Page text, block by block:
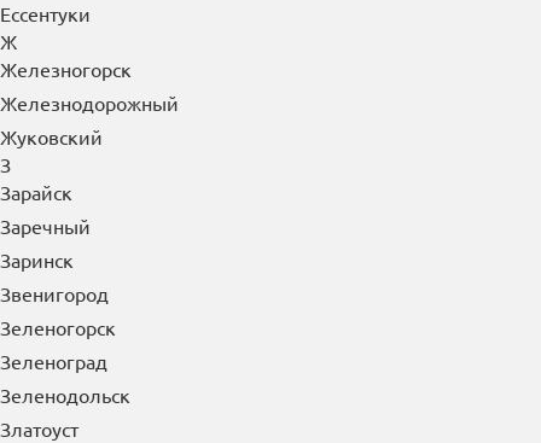
Ессентуки
Ж
Железногорск
Железнодорожный
Жуковский
З
Зарайск
Заречный
Заринск
Звенигород
Зеленогорск
Зеленоград
Зеленодольск
Златоуст